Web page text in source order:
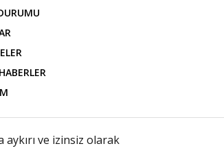
ve izinsiz olarak